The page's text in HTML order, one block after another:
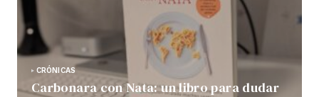
CRÓNICAS
Carbonara con Nata: un libro para dudar